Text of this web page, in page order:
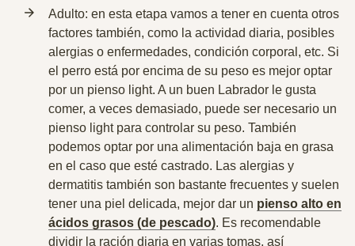
Adulto: en esta etapa vamos a tener en cuenta otros
factores también, como la actividad diaria, posibles
alergias o enfermedades, condición corporal, etc. Si
el perro está por encima de su peso es mejor optar
por un pienso light. A un buen Labrador le gusta
comer, a veces demasiado, puede ser necesario un
pienso light para controlar su peso. También
podemos optar por una alimentación baja en grasa
en el caso que esté castrado. Las alergias y
dermatitis también son bastante frecuentes y suelen
tener una piel delicada, mejor dar un pienso alto en
ácidos grasos (de pescado). Es recomendable
dividir la ración diaria en varias tomas, así